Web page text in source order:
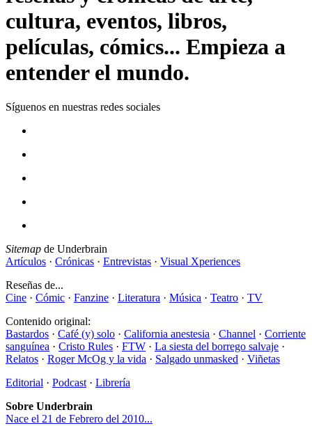
cultura, eventos, libros,
películas, cómics... Empieza a
entender el mundo.
Síguenos en nuestras redes sociales
Sitemap de Underbrain
Artículos · Crónicas · Entrevistas · Visual Xperiences
Reseñas de...
Cine · Cómic · Fanzine · Literatura · Música · Teatro · TV
Contenido original:
Bastardos · Café (y) solo · California anestesia · Channel · Corriente
sanguínea · Cristo Rules · FTW · La siesta del borrego salvaje ·
Relatos · Roger McOg y la vida · Salgado unmasked · Viñetas
Editorial · Podcast · Librería
Sobre Underbrain
Nace el 21 de Febrero del 2010...